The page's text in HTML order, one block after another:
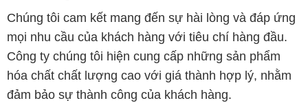
Chúng tôi cam kết mang đến sự hài lòng và đáp ứng
mọi nhu cầu của khách hàng với tiêu chí hàng đầu.
Công ty chúng tôi hiện cung cấp những sản phẩm
hóa chất chất lượng cao với giá thành hợp lý, nhằm
đảm bảo sự thành công của khách hàng.